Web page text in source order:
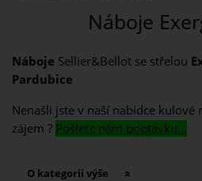
Náboje
Náboje Sellier&Bellot se střelou
Pardubice
Nenašli jste v naší nabídce kulové
zájem ? Pošlete nám poptávku...
O kategorii výše